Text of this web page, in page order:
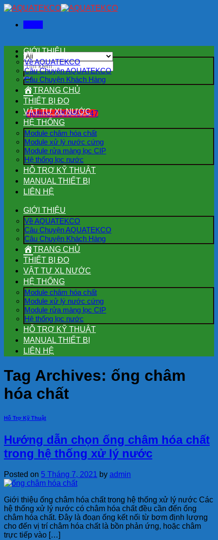
Skip
content
Tìm
kiếm:
Hotline: 0909407547
GIỚI THIỆU
Về AQUATEKCO
Câu Chuyện AQUATEKCO
Câu Chuyện Khách Hàng
TRANG CHỦ
THIẾT BỊ ĐO
VẬT TƯ XL NƯỚC
HỆ THỐNG
Module châm hóa chất
Module xử lý nước cứng
Module rửa màng lọc CIP
Hệ thống lọc nước
HỖ TRỢ KỸ THUẬT
MANUAL THIẾT BỊ
LIÊN HỆ
GIỚI THIỆU
Về AQUATEKCO
Câu Chuyện AQUATEKCO
Câu Chuyện Khách Hàng
TRANG CHỦ
THIẾT BỊ ĐO
VẬT TƯ XL NƯỚC
HỆ THỐNG
Module châm hóa chất
Module xử lý nước cứng
Module rửa màng lọc CIP
Hệ thống lọc nước
HỖ TRỢ KỸ THUẬT
MANUAL THIẾT BỊ
LIÊN HỆ
Tag Archives: ống châm
hóa chất
Hỗ Trợ Kỹ Thuật
Hướng dẫn chọn ống châm hóa chất
trong hệ thống xử lý nước
Posted on 5 Tháng 7, 2021 by admin
Giới thiệu ống châm hóa chất trong hệ thống xử lý nước Các
hệ thống xử lý nước có châm hóa chất đều cần đến ống
châm hóa chất. Đây là đoạn ống kết nối từ bơm định lượng
cho đến vị trí châm hóa chất là bồn phản ứng, hoặc châm
trực tiếp vào […]